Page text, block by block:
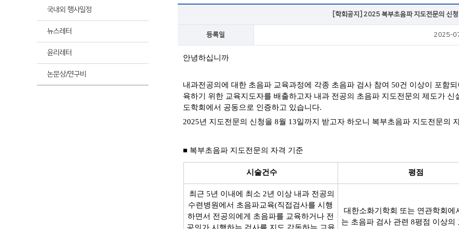
최신VOD
국내외 행사일정
뉴스레터
윤리레터
논문상/연구비
[학회공지] 2025 복부초음파 지도전문의 신
등록일 2025-
안녕하십니까
내과전공의에 대한 초음파 교육과정에 각종 초음파 검사 참여 50건 이상이 포함
육하기 위한 교육지도자를 배출하고자 내과 전공의 초음파 지도전문의 제도가
도학회에서 공동으로 인증하고 있습니다.
2025년 지도전문의 신청을 8월 13일까지 받고자 하오니 복부초음파 지도전문의
■ 복부초음파 지도전문의 자격 기준
시술건수 평점
최근 5년 이내에 최소 2년 이상 내과 전공의
수련병원에서 초음파교육(직접검사를 시행
하면서 전공의에게 초음파를 교육하거나 전
대한소화기학회 또는 연관학회에
는 초음파 검사 관련 8평점 이상의